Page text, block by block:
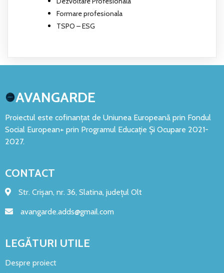
Formare profesionala
TSPO – ESG
AVANGARDE
Proiectul este cofinanțat de Uniunea Europeană prin Fondul
Social European+ prin Programul Educație Și Ocupare 2021-
2027.
CONTACT
Str. Crișan, nr. 36, Slatina, județul Olt
avangarde.adds@gmail.com
LEGĂTURI UTILE
Despre proiect